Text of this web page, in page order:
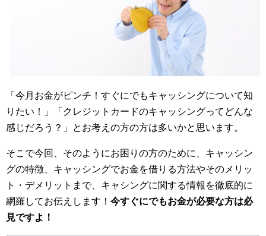
「今月お金がピンチ！すぐにでもキャッシングについて知
りたい！」「クレジットカードのキャッシングってどんな
感じだろう？」とお考えの方の方は多いかと思います。
そこで今回、そのようにお困りの方のために、キャッシン
グの特徴、キャッシングでお金を借りる方法やそのメリッ
ト・デメリットまで、キャシングに関する情報を徹底的に
網羅してお伝えします！ 今すぐにでもお金が必要な方は必
見ですよ！